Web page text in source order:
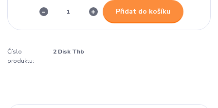
Přidat do košíku
Číslo
produktu:
2 Disk Thb